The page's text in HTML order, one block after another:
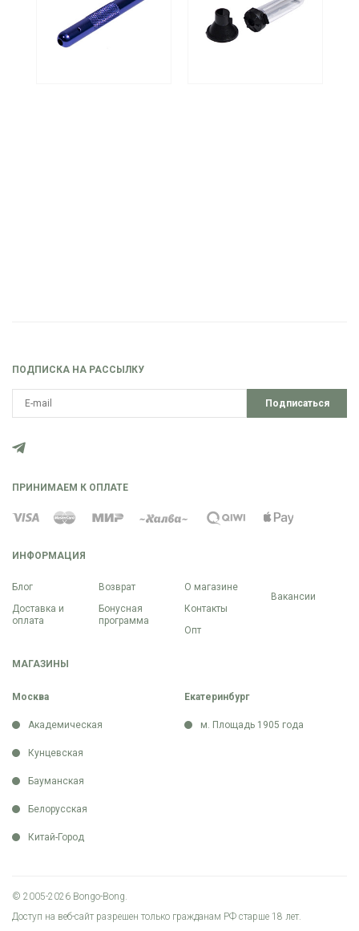
ИНФОРМАЦИЯ
Блог
Доставка и
оплата
Возврат
Бонусная
программа
О магазине
Контакты
Опт
Вакансии
МАГАЗИНЫ
Москва
Академическая
Кунцевская
Бауманская
Белорусская
Китай-Город
Екатеринбург
м. Площадь 1905 года
ПОДПИСКА НА РАССЫЛКУ
Подписаться
ПРИНИМАЕМ К ОПЛАТЕ
© 2005-2026 Bongo-Bong.
Доступ на веб-сайт разрешен только гражданам РФ старше 18 лет.